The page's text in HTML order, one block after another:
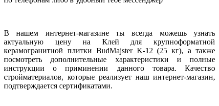
В нашем интернет-магазине ты всегда можешь узнать
актуальную цену на Клей для крупноформатной
керамогранитной плитки BudMajster K-12 (25 кг), а также
посмотреть дополнительные характеристики и полные
инструкции о приминении данного товара. Качество
стройматериалов, которые реализует наш интернет-магазин,
подтверждается сертификатами.